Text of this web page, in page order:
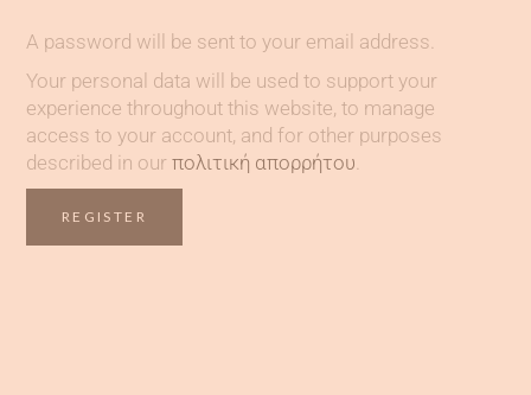
A password will be sent to your email address.
Your personal data will be used to support your
experience throughout this website, to manage
access to your account, and for other purposes
described in our πολιτική απορρήτου.
REGISTER